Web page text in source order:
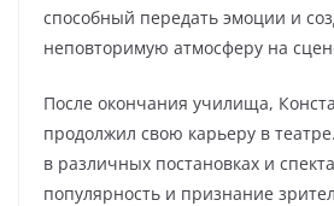
способный передать эмоции и
неповторимую атмосферу на
После окончания училища,
продолжил свою карьеру в
в различных постановках и
популярность и признание